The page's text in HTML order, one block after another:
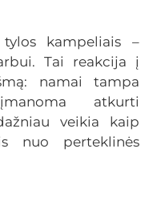
kampeliais –
Tai reakcija į
namai tampa
atkurti
veikia kaip
nuo perteklinės